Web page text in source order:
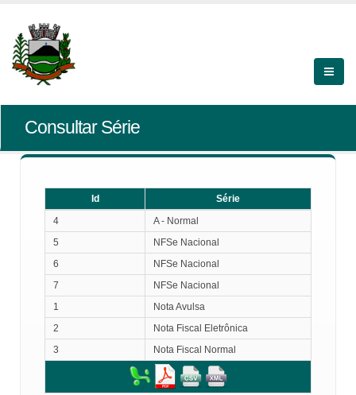
Consultar Série
Id
Série
4
A - Normal
5
NFSe Nacional
6
NFSe Nacional
7
NFSe Nacional
1
Nota Avulsa
2
Nota Fiscal Eletrônica
3
Nota Fiscal Normal